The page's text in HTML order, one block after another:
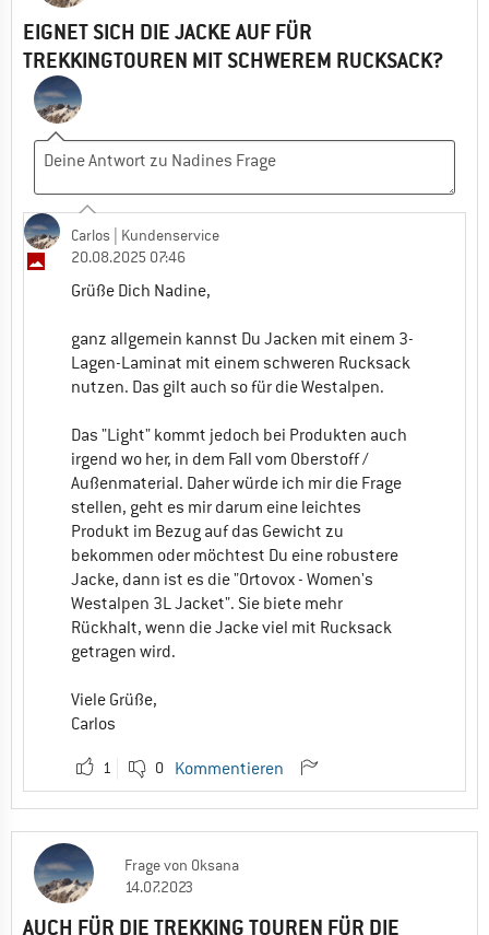
EIGNET SICH DIE JACKE AUF FÜR
TREKKINGTOUREN MIT SCHWEREM RUCKSACK?
Carlos | Kundenservice
20.08.2025 07:46
Grüße Dich Nadine,
ganz allgemein kannst Du Jacken mit einem 3-
Lagen-Laminat mit einem schweren Rucksack
nutzen. Das gilt auch so für die Westalpen.
Das "Light" kommt jedoch bei Produkten auch
irgend wo her, in dem Fall vom Oberstoff /
Außenmaterial. Daher würde ich mir die Frage
stellen, geht es mir darum eine leichtes
Produkt im Bezug auf das Gewicht zu
bekommen oder möchtest Du eine robustere
Jacke, dann ist es die "Ortovox - Women's
Westalpen 3L Jacket". Sie biete mehr
Rückhalt, wenn die Jacke viel mit Rucksack
getragen wird.
Viele Grüße,
Carlos
1 0 Kommentieren
Fragevon Oksana
14.07.2023
AUCH FÜR DIE TREKKING TOUREN FÜR DIE